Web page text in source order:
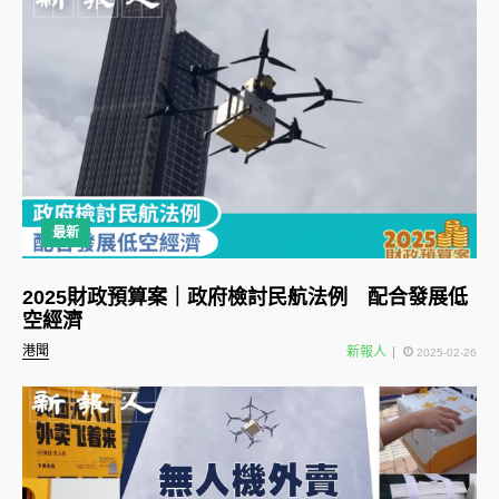
最新
港聞
2025財政預算案｜政府檢討民航法例 配合發展低
空經濟
新報人 2025-02-26